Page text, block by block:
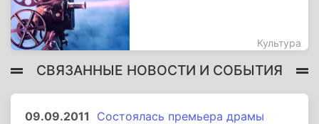
Культура
СВЯЗАННЫЕ НОВОСТИ И СОБЫТИЯ
09.09.2011
Состоялась премьера драмы